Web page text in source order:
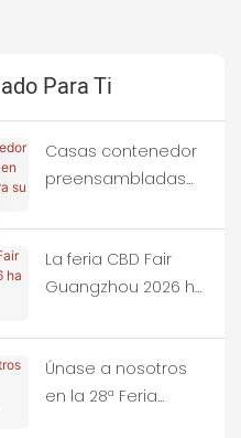
Para Ti
Casas contenedor
preensambladas
para su envío.
La feria CBD Fair
Guangzhou 2026 ha
oficialmente.
Únase a nosotros
en la 28ª Feria